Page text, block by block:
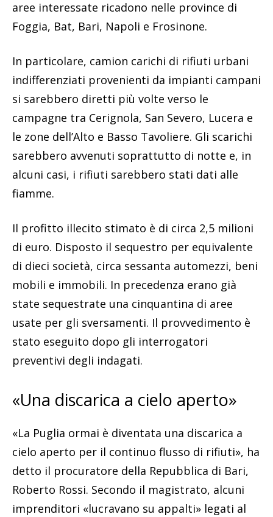
aree interessate ricadono nelle province di
Foggia, Bat, Bari, Napoli e Frosinone.
In particolare, camion carichi di rifiuti urbani
indifferenziati provenienti da impianti campani
si sarebbero diretti più volte verso le
campagne tra Cerignola, San Severo, Lucera e
le zone dell’Alto e Basso Tavoliere. Gli scarichi
sarebbero avvenuti soprattutto di notte e, in
alcuni casi, i rifiuti sarebbero stati dati alle
fiamme.
Il profitto illecito stimato è di circa 2,5 milioni
di euro. Disposto il sequestro per equivalente
di dieci società, circa sessanta automezzi, beni
mobili e immobili. In precedenza erano già
state sequestrate una cinquantina di aree
usate per gli sversamenti. Il provvedimento è
stato eseguito dopo gli interrogatori
preventivi degli indagati.
«Una discarica a cielo aperto»
«La Puglia ormai è diventata una discarica a
cielo aperto per il continuo flusso di rifiuti», ha
detto il procuratore della Repubblica di Bari,
Roberto Rossi. Secondo il magistrato, alcuni
imprenditori «lucravano su appalti» legati al